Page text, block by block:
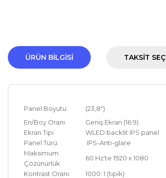
ÜRÜN BILGISI TAKSIT
Panel Boyutu:
(23,8")
En/Boy Oranı
Geniş Ekran (16:9)
Ekran Tipi
WLED backlit IPS panel
Panel Türü:
IPS-Anti-glare
Maksimum
Çözünürlük
60 Hz'te 1920 x 1080
Kontrast Oranı:
1000: 1 (tipik)